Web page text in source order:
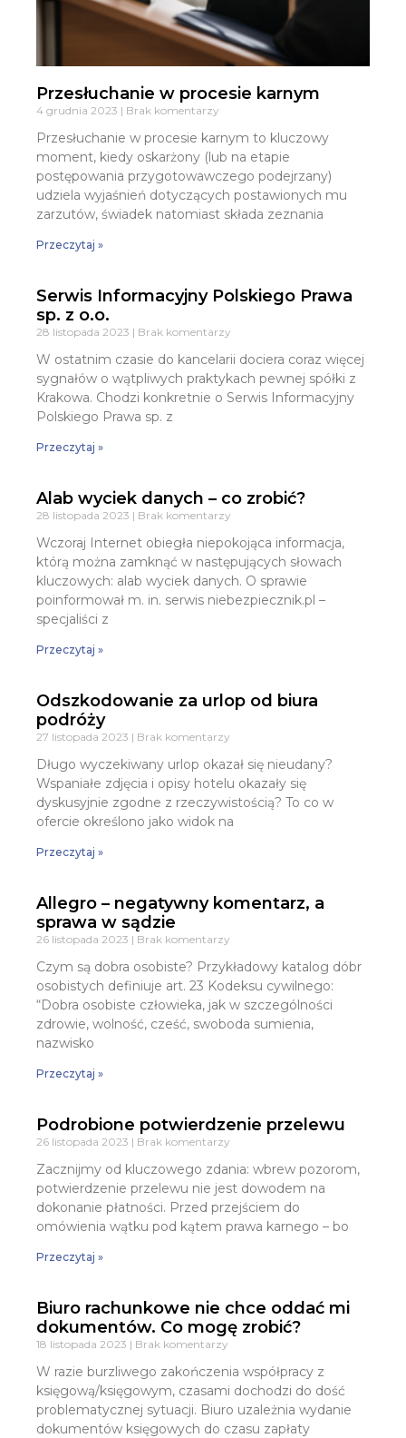
Przesłuchanie w procesie karnym
4 grudnia 2023 Brak komentarzy
Przesłuchanie w procesie karnym to kluczowy
moment, kiedy oskarżony (lub na etapie
postępowania przygotowawczego podejrzany)
udziela wyjaśnień dotyczących postawionych mu
zarzutów, świadek natomiast składa zeznania
Przeczytaj »
Serwis Informacyjny Polskiego Prawa
sp. z o.o.
28 listopada 2023 Brak komentarzy
W ostatnim czasie do kancelarii dociera coraz więcej
sygnałów o wątpliwych praktykach pewnej spółki z
Krakowa. Chodzi konkretnie o Serwis Informacyjny
Polskiego Prawa sp. z
Przeczytaj »
Alab wyciek danych – co zrobić?
28 listopada 2023 Brak komentarzy
Wczoraj Internet obiegła niepokojąca informacja,
którą można zamknąć w następujących słowach
kluczowych: alab wyciek danych. O sprawie
poinformował m. in. serwis niebezpiecznik.pl –
specjaliści z
Przeczytaj »
Odszkodowanie za urlop od biura
podróży
27 listopada 2023 Brak komentarzy
Długo wyczekiwany urlop okazał się nieudany?
Wspaniałe zdjęcia i opisy hotelu okazały się
dyskusyjnie zgodne z rzeczywistością? To co w
ofercie określono jako widok na
Przeczytaj »
Allegro – negatywny komentarz, a
sprawa w sądzie
26 listopada 2023 Brak komentarzy
Czym są dobra osobiste? Przykładowy katalog dóbr
osobistych definiuje art. 23 Kodeksu cywilnego:
“Dobra osobiste człowieka, jak w szczególności
zdrowie, wolność, cześć, swoboda sumienia,
nazwisko
Przeczytaj »
Podrobione potwierdzenie przelewu
26 listopada 2023 Brak komentarzy
Zacznijmy od kluczowego zdania: wbrew pozorom,
potwierdzenie przelewu nie jest dowodem na
dokonanie płatności. Przed przejściem do
omówienia wątku pod kątem prawa karnego – bo
Przeczytaj »
Biuro rachunkowe nie chce oddać mi
dokumentów. Co mogę zrobić?
18 listopada 2023 Brak komentarzy
W razie burzliwego zakończenia współpracy z
księgową/księgowym, czasami dochodzi do dość
problematycznej sytuacji. Biuro uzależnia wydanie
dokumentów księgowych do czasu zapłaty